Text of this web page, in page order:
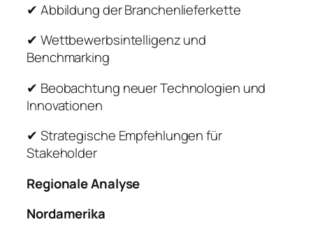
✔ Abbildung der Branchenlieferkette
✔ Wettbewerbsintelligenz und
Benchmarking
✔ Beobachtung neuer Technologien und
Innovationen
✔ Strategische Empfehlungen für
Stakeholder
Regionale Analyse
Nordamerika